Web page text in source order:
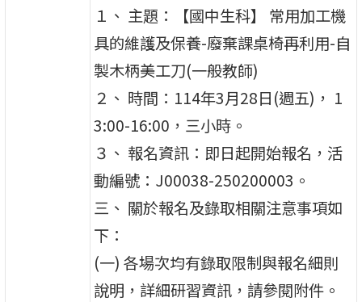
１、 主題：【國中生科】 常用加工機
具的維護及保養-廢棄課桌椅再利用-自
製木柄美工刀(一般教師)
２、 時間：114年3月28日(週五)， 1
3:00-16:00，三小時。
３、 報名資訊：即日起開始報名，活
動編號：J00038-250200003。
三、 關於報名及錄取相關注意事項如
下：
(一) 各場次均有錄取限制與報名細則
說明，詳細研習資訊，請參閱附件。